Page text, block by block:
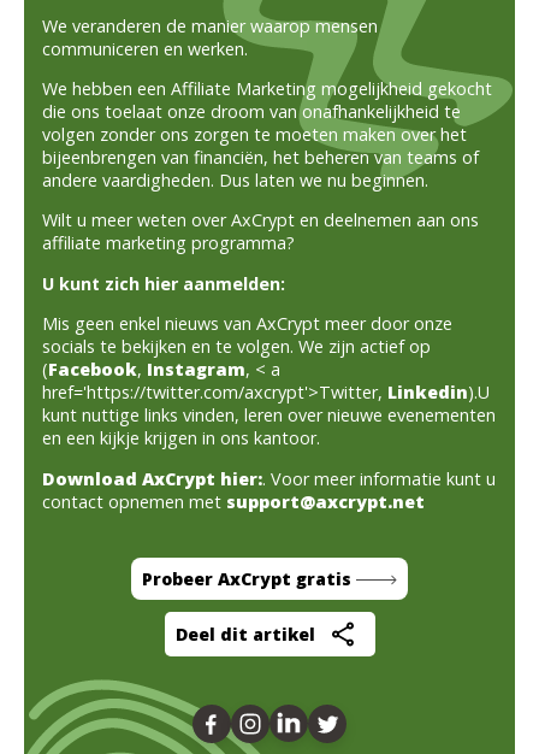
We veranderen de manier waarop mensen
communiceren en werken.
We hebben een Affiliate Marketing mogelijkheid gekocht
die ons toelaat onze droom van onafhankelijkheid te
volgen zonder ons zorgen te moeten maken over het
bijeenbrengen van financiën, het beheren van teams of
andere vaardigheden. Dus laten we nu beginnen.
Wilt u meer weten over AxCrypt en deelnemen aan ons
affiliate marketing programma?
U kunt zich hier aanmelden:
Mis geen enkel nieuws van AxCrypt meer door onze
socials te bekijken en te volgen. We zijn actief op
(Facebook, Instagram, < a
href='https://twitter.com/axcrypt'>Twitter, Linkedin).U
kunt nuttige links vinden, leren over nieuwe evenementen
en een kijkje krijgen in ons kantoor.
Download AxCrypt hier:. Voor meer informatie kunt u
contact opnemen met support@axcrypt.net
Probeer AxCrypt gratis
Deel dit artikel